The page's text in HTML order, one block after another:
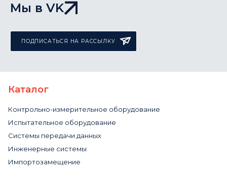
Мы в VK
ПОДПИСАТЬСЯ НА РАССЫЛКУ
Каталог
Контрольно-измерительное оборудование
Испытательное оборудование
Системы передачи данных
Инженерные системы
Импортозамещение